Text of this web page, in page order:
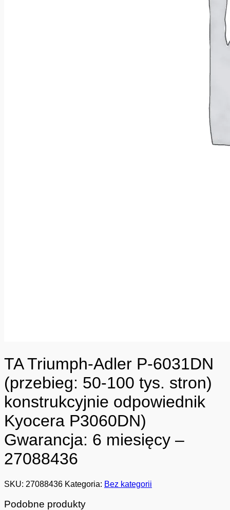
TA Triumph-Adler P-6031DN
(przebieg: 50-100 tys. stron)
konstrukcyjnie odpowiednik
Kyocera P3060DN)
Gwarancja: 6 miesięcy –
27088436
SKU: 27088436 Kategoria: Bez kategorii
Podobne produkty